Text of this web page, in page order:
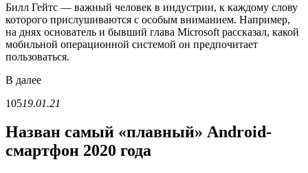
Билл Гейтс — важный человек в индустрии, к каждому слову
которого прислушиваются с особым вниманием. Например,
на днях основатель и бывший глава Microsoft рассказал, какой
мобильной операционной системой он предпочитает
пользоваться.
В далее
10519.01.21
Назван самый «плавный» Android-
смартфон 2020 года